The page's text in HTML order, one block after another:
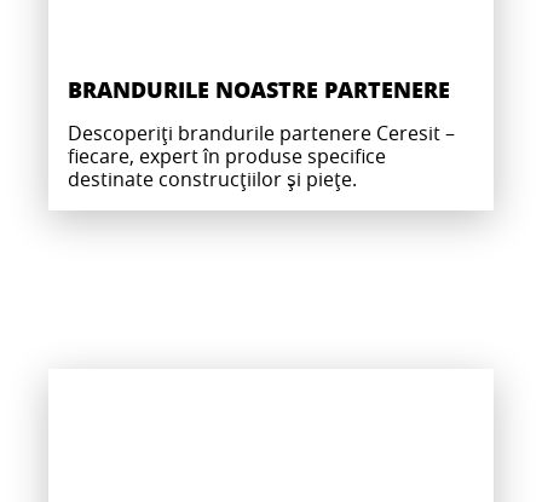
BRANDURILE NOASTRE PARTENERE
Descoperiți brandurile partenere Ceresit –
fiecare, expert în produse specifice
destinate construcțiilor și piețe.